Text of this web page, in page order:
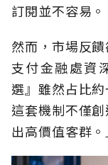
訂閱並不容易。
然而，市場反
支付金融處資
選』雖然占比
這套機制不僅
出高價值客群。